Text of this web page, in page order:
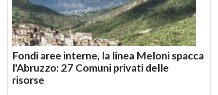
Fondi aree interne, la linea Meloni spacca
l'Abruzzo: 27 Comuni privati delle
risorse